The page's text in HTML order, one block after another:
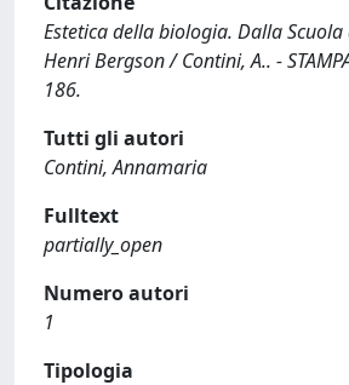
Estetica della biologia. Dalla
Henri Bergson / Contini, A.. -
186.
Tutti gli autori
Contini, Annamaria
Fulltext
partially_open
Numero autori
1
Tipologia